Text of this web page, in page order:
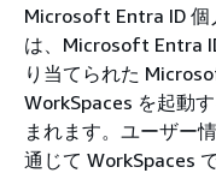
Microsoft Entra ID 個
は、Microsoft Entra
り当てられた
WorkSpaces を起動
まれます。ユーザー
通じて WorkSpaces